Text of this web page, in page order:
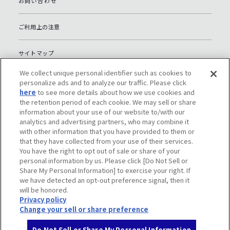
ご利用上の注意
サイトマップ
グローバルプライバシーポリシー
個人情報保護への取り組み（日本）
ソーシャルメディアポリシー
Do Not Sell or Share My Personal Information
We collect unique personal identifier such as cookies to
personalize ads and to analyze our traffic. Please click
here to see more details about how we use cookies and
the retention period of each cookie. We may sell or share
information about your use of our website to/with our
analytics and advertising partners, who may combine it
with other information that you have provided to them or
that they have collected from your use of their services.
You have the right to opt out of sale or share of your
personal information by us. Please click [Do Not Sell or
Share My Personal Information] to exercise your right. If
we have detected an opt-out preference signal, then it
will be honored.
Privacy policy
Change your sell or share preference